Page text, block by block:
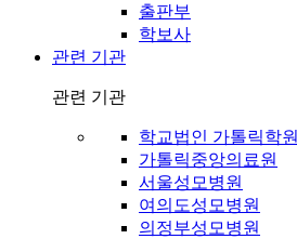
출판부
학보사
관련 기관
관련 기관
학교법인 가톨릭학원
가톨릭중앙의료원
서울성모병원
여의도성모병원
의정부성모병원